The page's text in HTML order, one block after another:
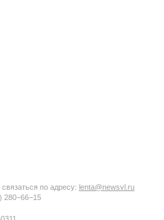
по адресу: lenta@newsvl.ru
280−66−15